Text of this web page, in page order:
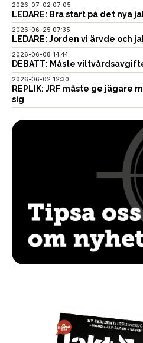
2026-07-02 07:05
LEDARE: Bra start på det nya
2026-06-25 07:35
LEDARE: Jorden vi ärvde och
2026-06-08 14:44
DEBATT: Måste
2026-06-02 12:30
REPLIK: JRF måste ge
sig